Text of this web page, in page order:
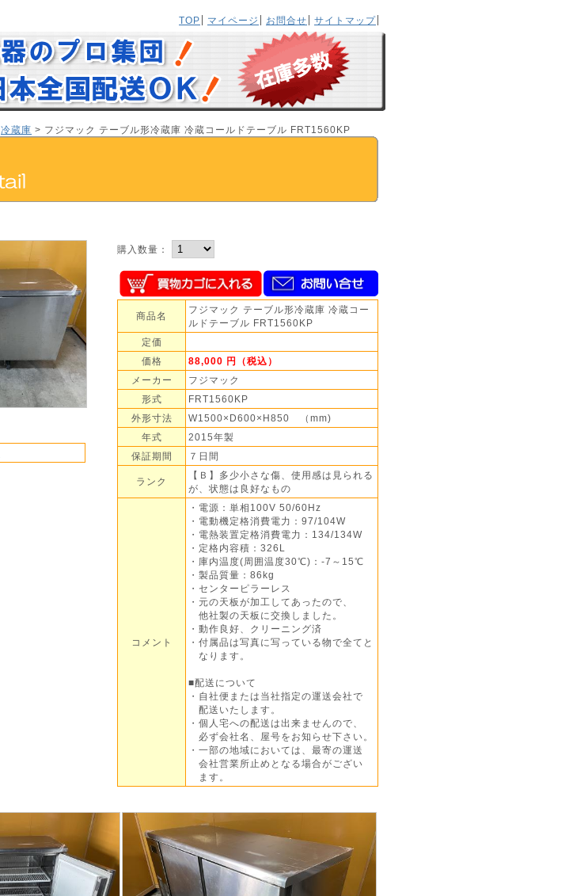
TOP
マイページ お問合せ サイトマップ
冷蔵庫 > フジマック テーブル形冷蔵庫 冷蔵コールドテーブル FRT1560KP
購入数量：
商品名
フジマック テーブル形冷蔵庫 冷蔵コー
ルドテーブル FRT1560KP
定価
価格
88,000 円（税込）
メーカー
フジマック
形式
FRT1560KP
外形寸法
W1500×D600×H850 （mm)
年式
2015年製
保証期間
７日間
ランク
【Ｂ】多少小さな傷、使用感は見られる
が、状態は良好なもの
コメント
・電源：単相100V 50/60Hz
・電動機定格消費電力：97/104W
・電熱装置定格消費電力：134/134W
・定格内容積：326L
・庫内温度(周囲温度30℃)：-7～15℃
・製品質量：86kg
・センターピラーレス
・元の天板が加工してあったので、
他社製の天板に交換しました。
・動作良好、クリーニング済
・付属品は写真に写っている物で全てと
なります。
■配送について
・自社便または当社指定の運送会社で
配送いたします。
・個人宅への配送は出来ませんので、
必ず会社名、屋号をお知らせ下さい。
・一部の地域においては、最寄の運送
会社営業所止めとなる場合がござい
ます。